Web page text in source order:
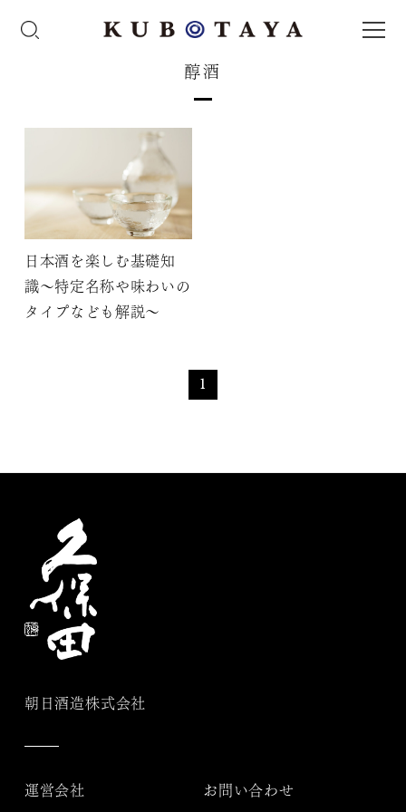
醇酒
日本酒を楽しむ基礎知
識〜特定名称や味わいの
タイプなども解説〜
1
朝日酒造株式会社
運営会社 お問い合わせ